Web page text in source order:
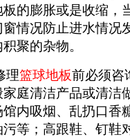
的膨胀或是收缩，
情况防止进水情况
聚的杂物。
理篮球地板前必须咨
庭清洁产品或清洁
馆内吸烟、乱扔口香
等；高跟鞋、钉鞋